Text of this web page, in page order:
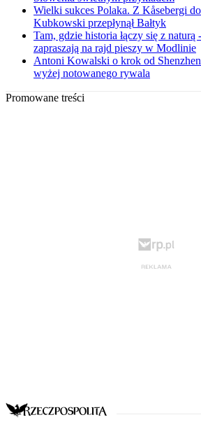
Wielki sukces Polaka. Z Kåsebergi
Kubkowski przepłynął Bałtyk
Tam, gdzie historia łączy się z
zapraszają na rajd pieszy w Modlinie
Antoni Kowalski o krok od
wyżej notowanego rywala
Promowane treści